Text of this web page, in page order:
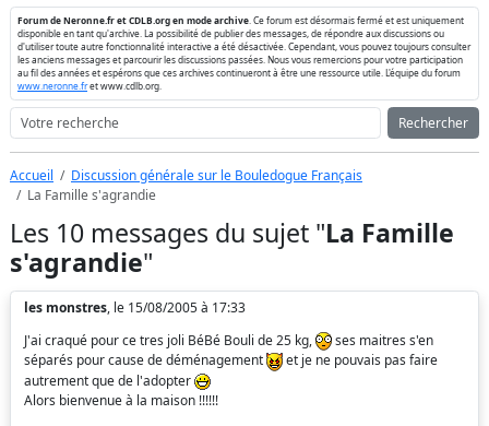
Forum de Neronne.fr et CDLB.org en mode archive . Ce forum est désormais fermé et est uniquement
disponible en tant qu'archive. La possibilité de publier des messages, de répondre aux discussions ou
d'utiliser toute autre fonctionnalité interactive a été désactivée. Cependant, vous pouvez toujours consulter
les anciens messages et parcourir les discussions passées. Nous vous remercions pour votre participation
au fil des années et espérons que ces archives continueront à être une ressource utile. L'équipe du forum
www.neronne.fret www.cdlb.org.
Rechercher
Accueil
Discussion générale sur le Bouledogue Français
La Famille s'agrandie
Les 10 messages du sujet "La Famille
s'agrandie"
les monstres, le 15/08/2005 à 17:33
J'ai craqué pour ce tres joli BéBé Bouli de 25 kg,
ses maitres s'en
séparés pour cause de déménagement
et je ne pouvais pas faire
autrement que de l'adopter
Alors bienvenue à la maison !!!!!!